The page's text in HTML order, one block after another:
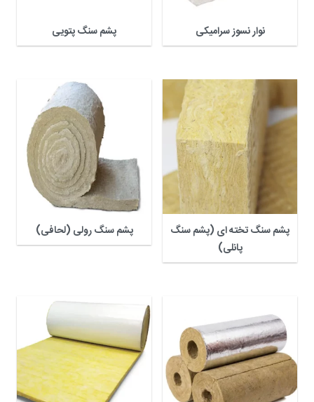
نوار نسوز سرامیکی پشم سنگ پتویی
پشم سنگ تخته ای (پشم سنگ
پانلی)
پشم سنگ رولی (لحافی)